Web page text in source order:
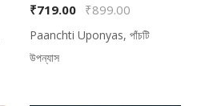
₹719.00 ₹899.00
Paanchti Uponyas, পাঁচটি
উপন্যাস